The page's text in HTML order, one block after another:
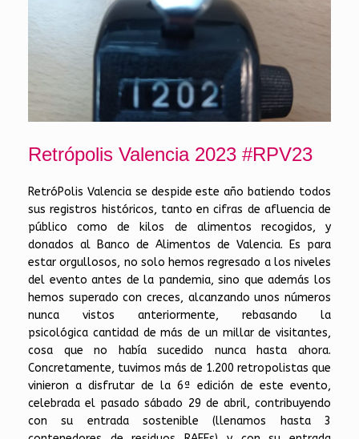
Retrópolis Valencia 2023 #RPV23
RetróPolis Valencia se despide este año batiendo todos
sus registros históricos, tanto en cifras de afluencia de
público como de kilos de alimentos recogidos, y
donados al Banco de Alimentos de Valencia. Es para
estar orgullosos, no solo hemos regresado a los niveles
del evento antes de la pandemia, sino que además los
hemos superado con creces, alcanzando unos números
nunca vistos anteriormente, rebasando la
psicológica cantidad de más de un millar de visitantes,
cosa que no había sucedido nunca hasta ahora.
Concretamente, tuvimos más de 1.200 retropolistas que
vinieron a disfrutar de la 6ª edición de este evento,
celebrada el pasado sábado 29 de abril, contribuyendo
con su entrada sostenible (llenamos hasta 3